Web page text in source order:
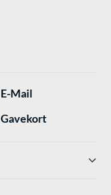
E-Mail
Gavekort